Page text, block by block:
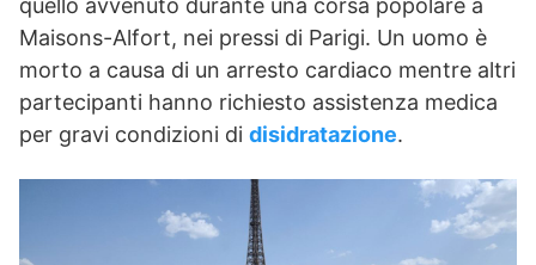
quello avvenuto durante una corsa popolare a
Maisons-Alfort, nei pressi di Parigi. Un uomo è
morto a causa di un arresto cardiaco mentre altri
partecipanti hanno richiesto assistenza medica
per gravi condizioni di disidratazione.